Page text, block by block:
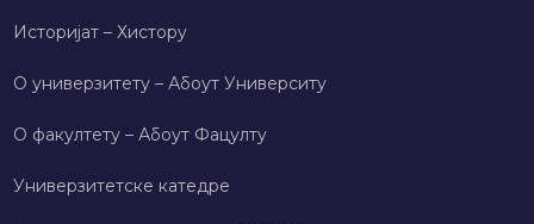
Историјат – Хисторy
О универзитету – Абоут Университy
О факултету – Абоут Фацултy
Универзитетске катедре